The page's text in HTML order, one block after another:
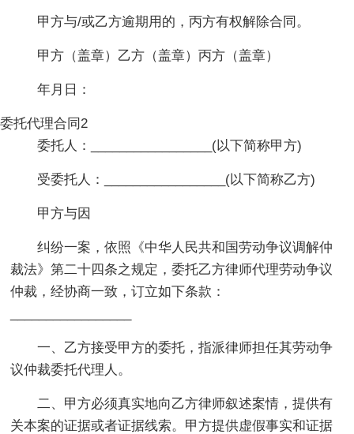
甲方与/或乙方逾期用的，丙方有权解除合同。
甲方（盖章）乙方（盖章）丙方（盖章）
年月日：
委托代理合同2
委托人：_________________(以下简称甲方)
受委托人：_________________(以下简称乙方)
甲方与因
纠纷一案，依照《中华人民共和国劳动争议调解仲
裁法》第二十四条之规定，委托乙方律师代理劳动争议
仲裁，经协商一致，订立如下条款：
一、乙方接受甲方的委托，指派律师担任其劳动争
议仲裁委托代理人。
二、甲方必须真实地向乙方律师叙述案情，提供有
关本案的证据或者证据线索。甲方提供虚假事实和证据